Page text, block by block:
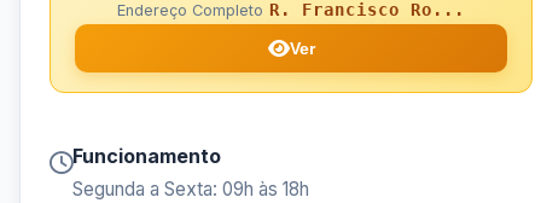
Endereço Completo R. Francisco Ro...
Ver
Funcionamento
Segunda a Sexta: 09h às 18h